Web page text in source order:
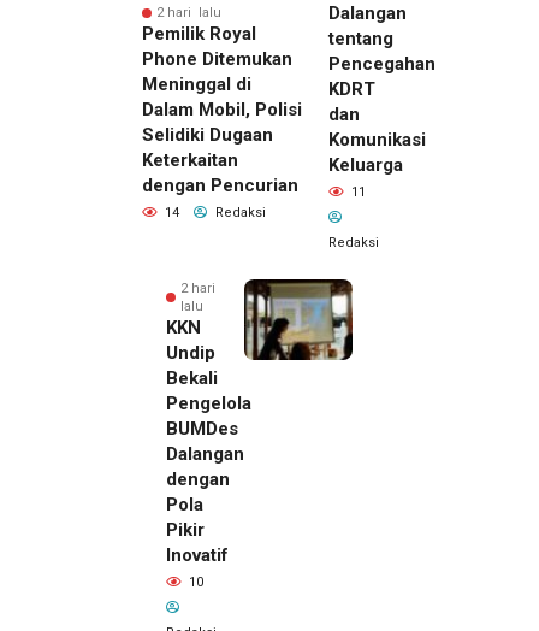
2 hari lalu
Pemilik Royal
Phone Ditemukan
Meninggal di
Dalam Mobil, Polisi
Selidiki Dugaan
Keterkaitan
dengan Pencurian
14 Redaksi
Dalangan
tentang
Pencegahan
KDRT
dan
Komunikasi
Keluarga
11
Redaksi
2 hari
lalu
KKN
Undip
Bekali
Pengelola
BUMDes
Dalangan
dengan
Pola
Pikir
Inovatif
10
2 hari lalu
Pemilik
Royal